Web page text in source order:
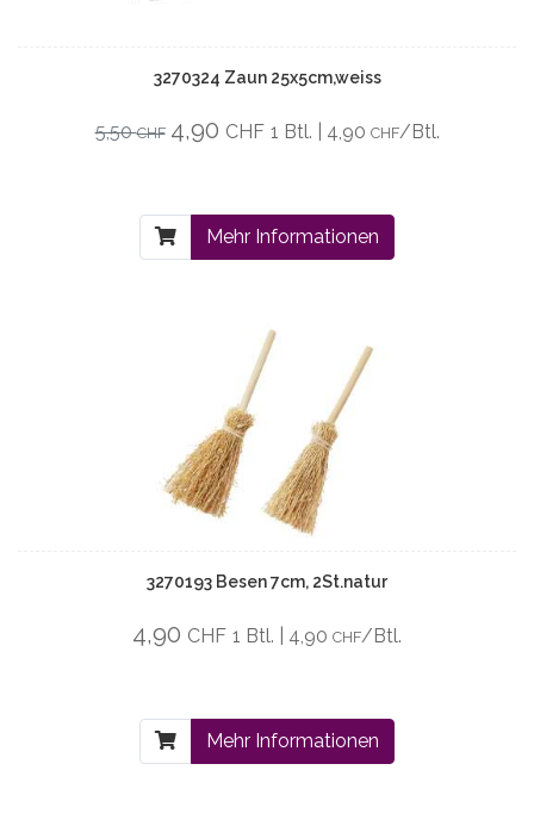
3270324 Zaun 25x5cm,weiss
5,50CHF 4,90 CHF 1 Btl. | 4,90 CHF/Btl.
Mehr Informationen
3270193 Besen 7cm, 2St.natur
4,90 CHF 1 Btl. | 4,90 CHF/Btl.
Mehr Informationen